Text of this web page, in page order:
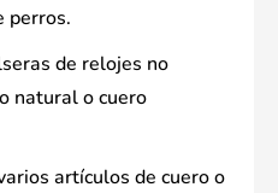
perros.
de relojes no
natural o cuero
artículos de cuero o